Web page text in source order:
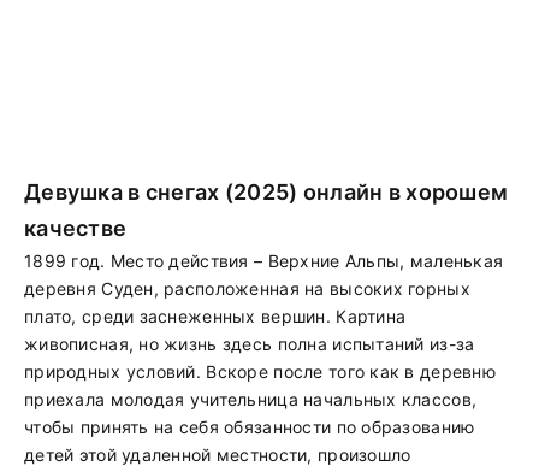
Девушка в снегах (2025) онлайн в хорошем
качестве
1899 год. Место действия – Верхние Альпы, маленькая
деревня Суден, расположенная на высоких горных
плато, среди заснеженных вершин. Картина
живописная, но жизнь здесь полна испытаний из-за
природных условий. Вскоре после того как в деревню
приехала молодая учительница начальных классов,
чтобы принять на себя обязанности по образованию
детей этой удаленной местности, произошло